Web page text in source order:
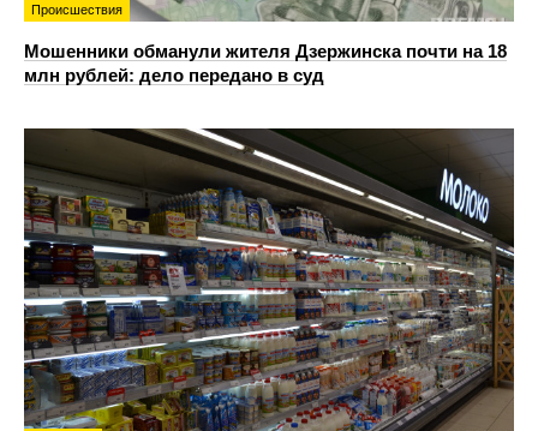
Происшествия
Мошенники обманули жителя Дзержинска почти на 18
млн рублей: дело передано в суд